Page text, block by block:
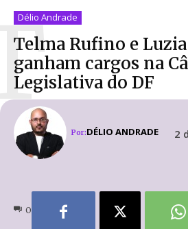
Délio Andrade
Telma Rufino e
ganham cargos na
Legislativa do DF
Por:DÉLIO ANDRADE 2
0